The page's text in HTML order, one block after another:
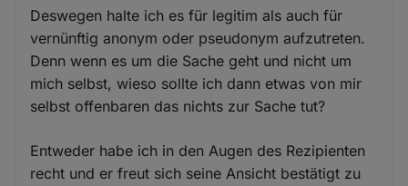
Deswegen halte ich es für legitim als auch für
vernünftig anonym oder pseudonym aufzutreten.
Denn wenn es um die Sache geht und nicht um
mich selbst, wieso sollte ich dann etwas von mir
selbst offenbaren das nichts zur Sache tut?
Entweder habe ich in den Augen des Rezipienten
recht und er freut sich seine Ansicht bestätigt zu